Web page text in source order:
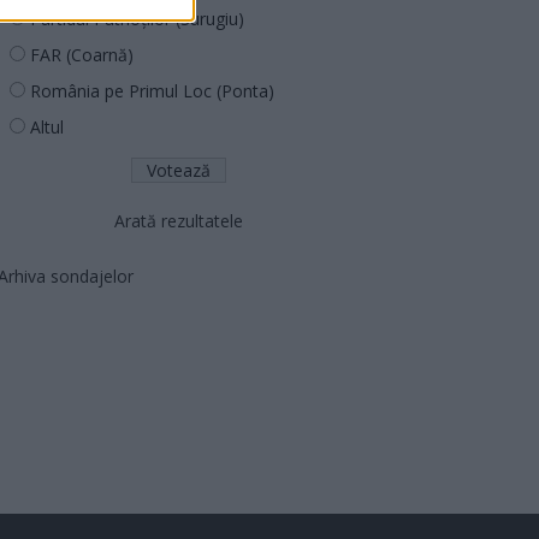
Partidul Patrioților (Surugiu)
FAR (Coarnă)
România pe Primul Loc (Ponta)
Altul
Arată rezultatele
sondajelor